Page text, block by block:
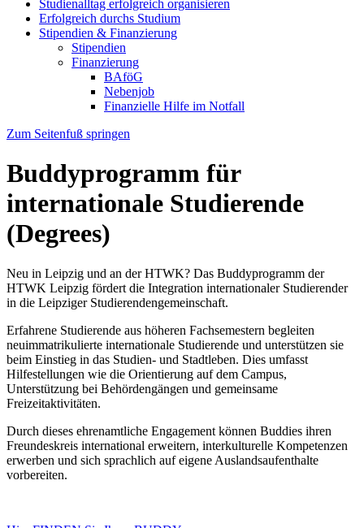
Studienalltag erfolgreich organisieren
Erfolgreich durchs Studium
Stipendien & Finanzierung
Stipendien
Finanzierung
BAföG
Nebenjob
Finanzielle Hilfe im Notfall
Zum Seitenfuß springen
Buddyprogramm für
internationale Studierende
(Degrees)
Neu in Leipzig und an der HTWK? Das Buddyprogramm der
HTWK Leipzig fördert die Integration internationaler Studierender
in die Leipziger Studierendengemeinschaft.
Erfahrene Studierende aus höheren Fachsemestern begleiten
neuimmatrikulierte internationale Studierende und unterstützen sie
beim Einstieg in das Studien- und Stadtleben. Dies umfasst
Hilfestellungen wie die Orientierung auf dem Campus,
Unterstützung bei Behördengängen und gemeinsame
Freizeitaktivitäten.
Durch dieses ehrenamtliche Engagement können Buddies ihren
Freundeskreis international erweitern, interkulturelle Kompetenzen
erwerben und sich sprachlich auf eigene Auslandsaufenthalte
vorbereiten.